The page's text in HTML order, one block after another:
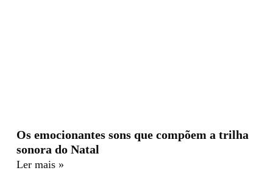
Os emocionantes sons que compõem a trilha
sonora do Natal
Ler mais »